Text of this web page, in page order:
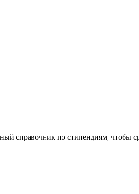
справочник по стипендиям, чтобы